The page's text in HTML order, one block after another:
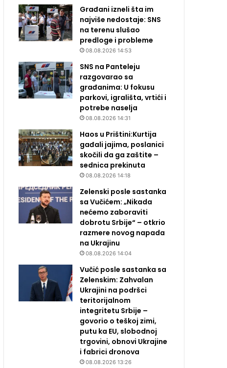
Građani izneli šta im
najviše nedostaje: SNS
na terenu slušao
predloge i probleme
08.08.2026 14:53
SNS na Panteleju
razgovarao sa
građanima: U fokusu
parkovi, igrališta, vrtići i
potrebe naselja
08.08.2026 14:31
Haos u Prištini:Kurtija
gađali jajima, poslanici
skočili da ga zaštite –
sednica prekinuta
08.08.2026 14:18
Zelenski posle sastanka
sa Vučićem: „Nikada
nećemo zaboraviti
dobrotu Srbije“ – otkrio
razmere novog napada
na Ukrajinu
08.08.2026 14:04
Vučić posle sastanka sa
Zelenskim: Zahvalan
Ukrajini na podršci
teritorijalnom
integritetu Srbije –
govorio o teškoj zimi,
putu ka EU, slobodnoj
trgovini, obnovi Ukrajine
i fabrici dronova
08.08.2026 13:26